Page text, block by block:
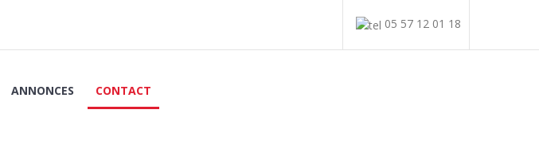
05 57 12 01 18
ANNONCES CONTACT